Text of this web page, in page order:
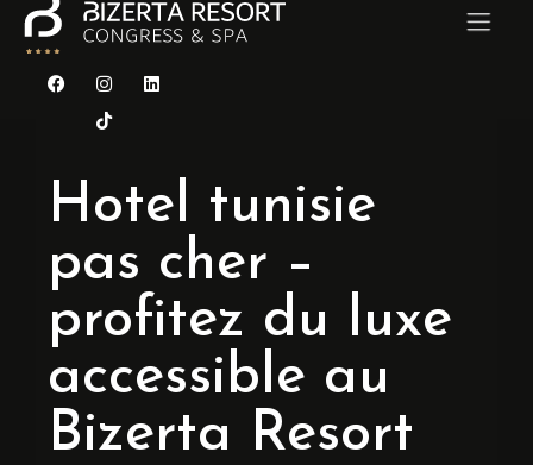
CHAMBRES
RESTAURANTS
CONGRÈS & SÉMINAIRES
MARIAGE
CARAÏBES SPA
Hotel tunisie
pas cher –
profitez du luxe
accessible au
Bizerta Resort